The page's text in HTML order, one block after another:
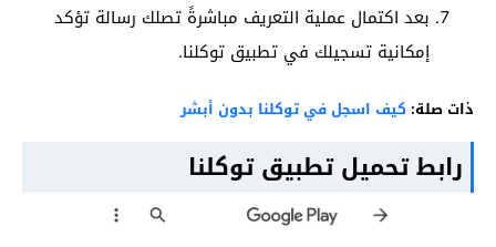
بعد اكتمال عملية التعريف مباشرةً تصلك رسالة تؤكد
إمكانية تسجيلك في تطبيق توكلنا.
ذات صلة: كيف اسجل في توكلنا بدون أبشر
رابط تحميل تطبيق توكلنا